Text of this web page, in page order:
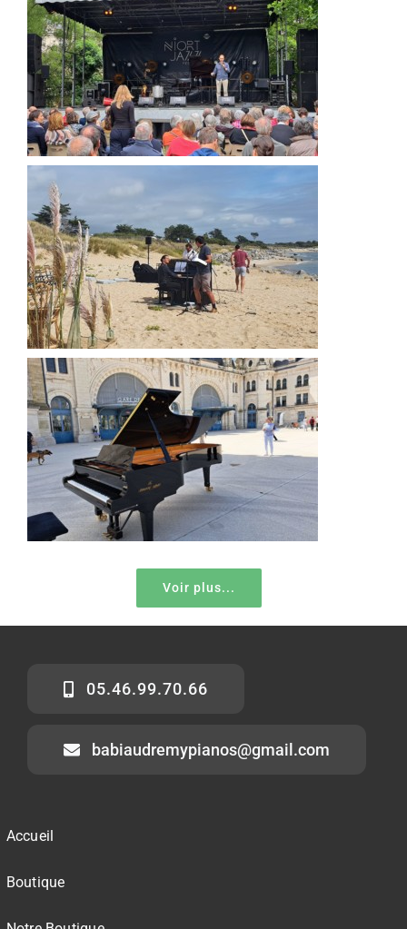
Voir plus...
05.46.99.70.66
babiaudremypianos@gmail.com
Accueil
Boutique